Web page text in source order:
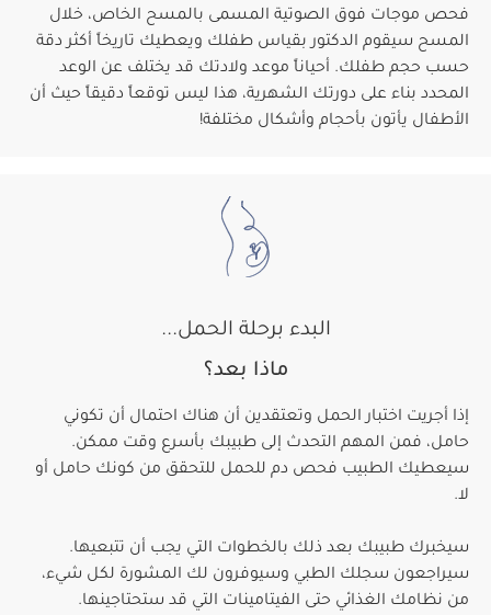
فحص موجات فوق الصوتية المسمى بالمسح الخاص، خلال
المسح سيقوم الدكتور بقياس طفلك ويعطيك تاريخاً أكثر دقة
حسب حجم طفلك. أحياناً موعد ولادتك قد يختلف عن الوعد
المحدد بناء على دورتك الشهرية، هذا ليس توقعاً دقيقاً حيث أن
الأطفال يأتون بأحجام وأشكال مختلفة!
البدء برحلة الحمل...
ماذا بعد؟
إذا أجريت اختبار الحمل وتعتقدين أن هناك احتمال أن تكوني
حامل، فمن المهم التحدث إلى طبيبك بأسرع وقت ممكن.
سيعطيك الطبيب فحص دم للحمل للتحقق من كونك حامل أو
لا.
سيخبرك طبيبك بعد ذلك بالخطوات التي يجب أن تتبعيها.
سيراجعون سجلك الطبي وسيوفرون لك المشورة لكل شيء،
من نظامك الغذائي حتى الفيتامينات التي قد ستحتاجينها.